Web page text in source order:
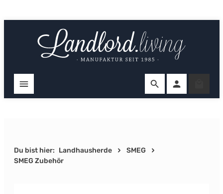
Du bist hier: Landhausherde
SMEG
SMEG Zubehör